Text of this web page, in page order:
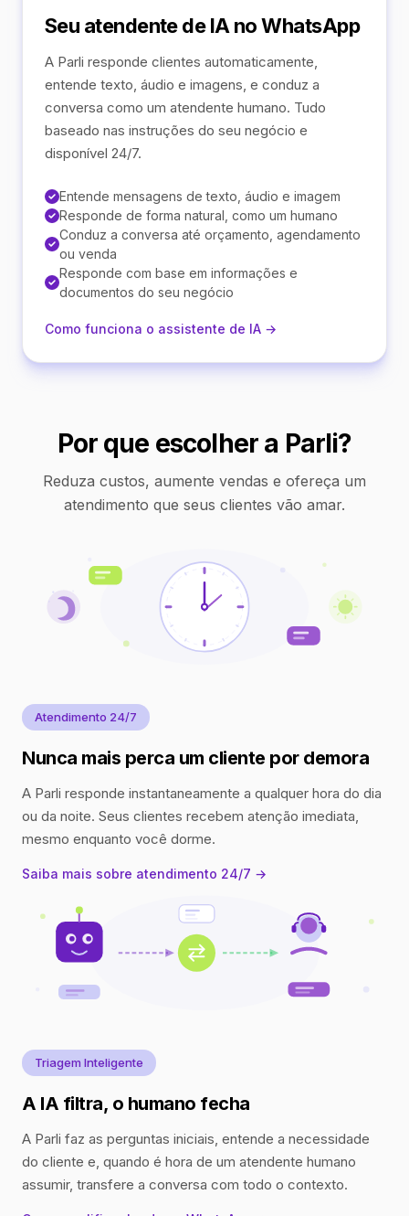
Seu atendente de IA no WhatsApp
A Parli responde clientes automaticamente,
entende texto, áudio e imagens, e conduz a
conversa como um atendente humano. Tudo
baseado nas instruções do seu negócio e
disponível 24/7.
Entende mensagens de texto, áudio e imagem
Responde de forma natural, como um humano
Conduz a conversa até orçamento, agendamento
ou venda
Responde com base em informações e
documentos do seu negócio
Como funciona o assistente de IA →
Por que escolher a Parli?
Reduza custos, aumente vendas e ofereça um
atendimento que seus clientes vão amar.
Atendimento 24/7
Nunca mais perca um cliente por demora
A Parli responde instantaneamente a qualquer hora do dia
ou da noite. Seus clientes recebem atenção imediata,
mesmo enquanto você dorme.
Saiba mais sobre atendimento 24/7 →
Triagem Inteligente
A IA filtra, o humano fecha
A Parli faz as perguntas iniciais, entende a necessidade
do cliente e, quando é hora de um atendente humano
assumir, transfere a conversa com todo o contexto.